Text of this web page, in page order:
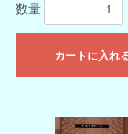
数量
カートに入れ